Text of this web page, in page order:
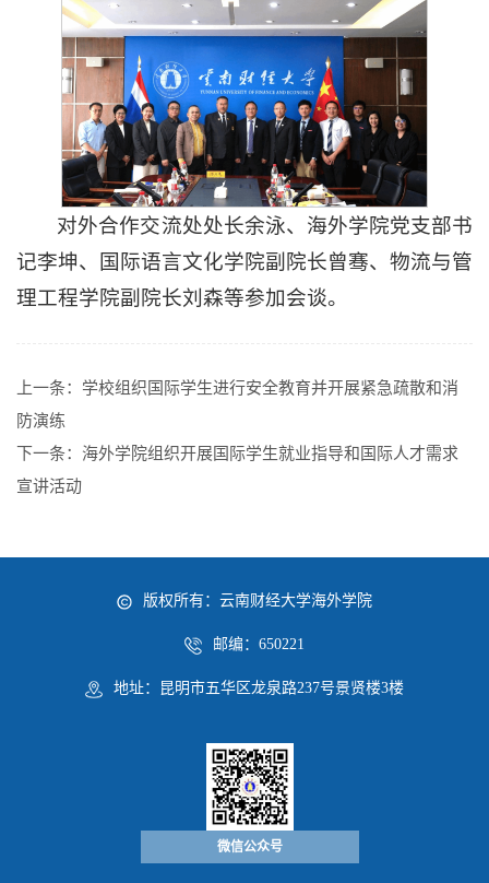
对外合作交流处处长余泳、海外学院党支部书
记李坤、国际语言文化学院副院长曾骞、物流与管
理工程学院副院长刘森等参加会谈。
上一条： 学校组织国际学生进行安全教育并开展紧急疏散和消
防演练
下一条： 海外学院组织开展国际学生就业指导和国际人才需求
宣讲活动
版权所有：云南财经大学海外学院
邮编：650221
地址：昆明市五华区龙泉路237号景贤楼3楼
微信公众号